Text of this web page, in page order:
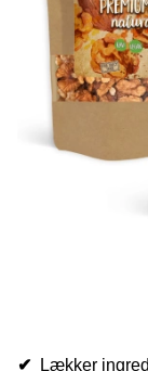
✔
Lækker